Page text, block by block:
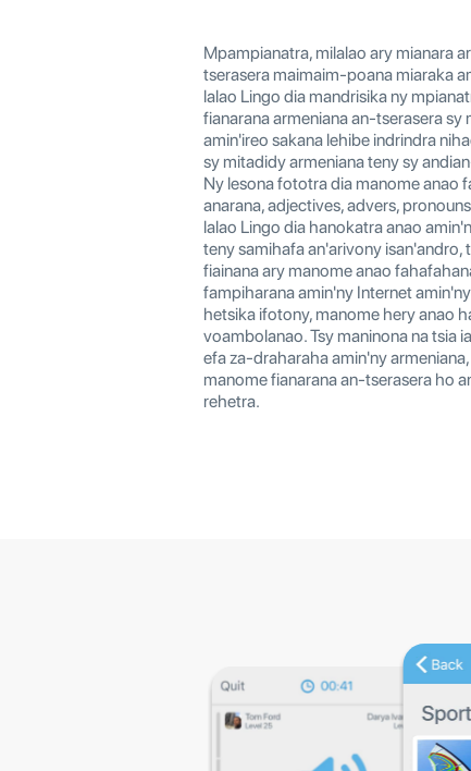
Mpampianatra, milalao ary mianara
tserasera maimaim-poana miaraka
lalao Lingo dia mandrisika ny
fianarana armeniana an-tserasera sy
amin'ireo sakana lehibe indrindra
sy mitadidy armeniana teny sy
Ny lesona fototra dia manome anao
anarana, adjectives, advers,
lalao Lingo dia hanokatra anao
teny samihafa an'arivony isan'andro,
fiainana ary manome anao
fampiharana amin'ny Internet
hetsika ifotony, manome hery anao
voambolanao. Tsy maninona na tsia
efa za-draharaha amin'ny
manome fianarana an-tserasera ho
rehetra.